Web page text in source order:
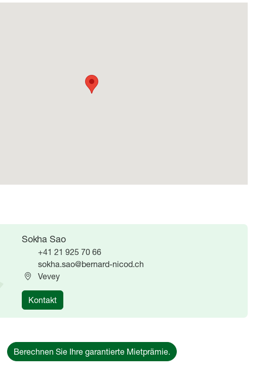
Sokha Sao
+41 21 925 70 66
sokha.sao@bernard-nicod.ch
Vevey
Kontakt
Berechnen Sie Ihre garantierte Mietprämie.